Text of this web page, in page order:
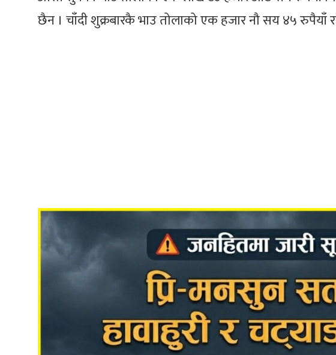
छैन । चाँदी शुक्रबारकै भाउ तोलाको एक हजार नौ सय ४५